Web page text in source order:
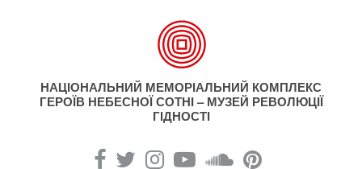
НАЦІОНАЛЬНИЙ МЕМОРІАЛЬНИЙ КОМПЛЕКС
ГЕРОЇВ НЕБЕСНОЇ СОТНІ – МУЗЕЙ РЕВОЛЮЦІЇ
ГІДНОСТІ